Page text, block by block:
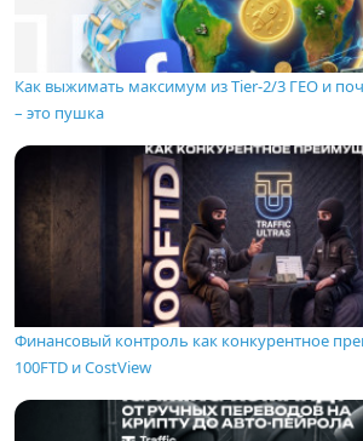
Как выжимать максимум из Tier-2/3 ГЕО и
– это пушка
Финансовый контроль как конкурентное
100FTD и CostView